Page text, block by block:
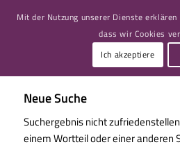
Neue Suche
Suchergebnis nicht
einem Wortteil oder einer anderen
Mit der Nutzung unserer Dienste
dass wir Cookies
Ich akzeptiere